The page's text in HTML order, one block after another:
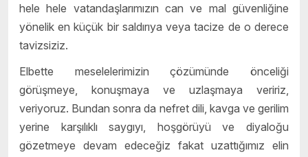
hele hele vatandaşlarımızın can ve mal güvenliğine
yönelik en küçük bir saldırıya veya tacize de o derece
tavizsiziz.
Elbette meselelerimizin çözümünde önceliği
görüşmeye, konuşmaya ve uzlaşmaya veririz,
veriyoruz. Bundan sonra da nefret dili, kavga ve gerilim
yerine karşılıklı saygıyı, hoşgörüyü ve diyaloğu
gözetmeye devam edeceğiz fakat uzattığımız elin